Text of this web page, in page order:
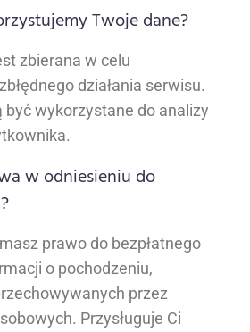
Twoje dane?
zbierana w celu
działania serwisu.
być wykorzystane do analizy
w odniesieniu do
prawo do bezpłatnego
o pochodzeniu,
przez
Przysługuje Ci